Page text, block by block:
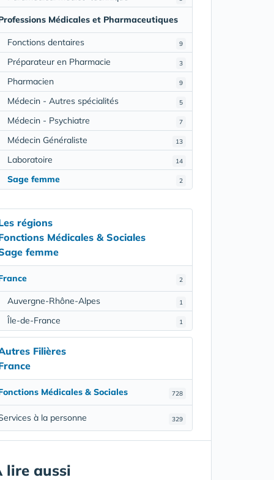
Médicales et Pharmaceutiques
9
Fonctions dentaires
3
Préparateur en Pharmacie
9
Pharmacien
5
Médecin - Autres spécialités
7
Médecin - Psychiatre
13
Médecin Généraliste
14
Laboratoire
2
Sage femme
régions
Médicales & Sociales
femme
2
1
Auvergne-Rhône-Alpes
1
Île-de-France
Filières
728
Médicales & Sociales
329
à la personne
lire aussi